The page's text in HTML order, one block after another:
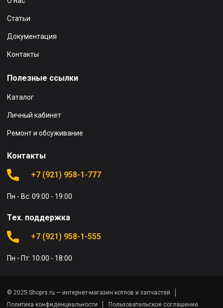
Статьи
Документация
Контакты
Полезные ссылки
Каталог
Личный кабинет
Ремонт и обсуживание
Контакты
+7 (921) 958-1-777
Пн - Вс: 09:00 - 19:00
Тех. поддержка
+7 (921) 958-1-555
Пн - Пт: 10:00 - 18:00
© 2025 Shoprs.ru — интернет-магазин котлов и запчастей
Политика конфиденциальности
Пользовательское соглашение